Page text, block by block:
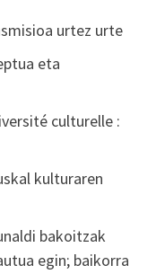
urtez urte
eta
culturelle :
kulturaren
bakoitzak
egin; baikorra